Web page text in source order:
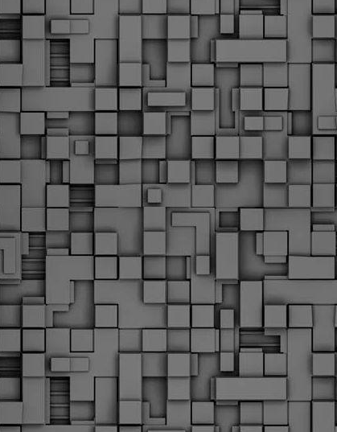
Μεγάλες μέρες ζει ο "οργανισμός" της Δημοτικής Αστυνομίας!
Να θυμίσουμε ότι κανονικές προσλήψεις στην Δημοτική
Αστυνομία έχουν να γίνουν από το 2010. Δεκαέξι ολόκληρα
χρόνια! Και βέβαια, ακόμη και με αυτές τις προσλήψεις, δεν
φτάνουμε ούτε τα 2/3 των Δημοτικών Αστυνομικών που
υπηρετούσαν το 2013 προ της κατάργησης της υπηρεσίας με
απόφαση του σημερινού πρωθυπουργού Κυριάκου Μητσοτάκη. Ας
είναι...
2
Δημοτική Αστυνομία Θεσσαλονίκης: Διμηνιαίος
απολογισμός ελέγχων τήρησης νομοθεσίας
Τον απολογισμό των δράσεων ελέγχου για τα ζώα συντροφιάς
κατά το δίμηνο Ιανουαρίου – Φεβρουαρίου 2026 παρουσιάζει η
Δημοτική Αστυνομία Θεσσαλονίκης, με στόχο την προστασία των
ζώων και την ομαλή συμβίωση στην πόλη.
FEB
18
ΣτΕ: Οριστική απόρριψη της επαναφοράς του 13ου
και 14ου μισθού για τους δημοσίους υπαλλήλους
Με την απόφαση αυτή, το ΣτΕ απορρίπτει οριστικά τις
αξιώσεις των δημοσίων υπαλλήλων για επαναφορά των
δώρων, επικυρώνοντας την τρέχουσα κατάσταση παρά τις
αντιδράσεις της ΑΔΕΔΥ